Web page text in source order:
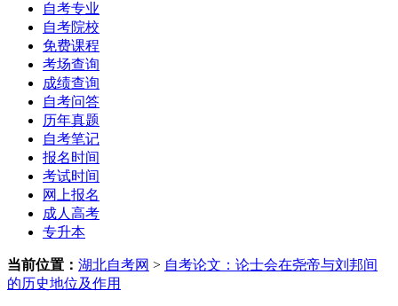
自考专业
自考院校
免费课程
考场查询
成绩查询
自考问答
历年真题
自考笔记
报名时间
考试时间
网上报名
成人高考
专升本
当前位置： 湖北自考网 > 自考论文：论士会在尧帝与刘邦间
的历史地位及作用